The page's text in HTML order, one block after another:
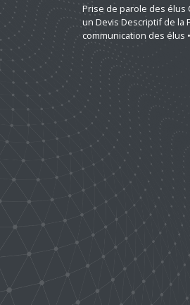
Prise de parole des élus
un Devis Descriptif de la
communication des élus